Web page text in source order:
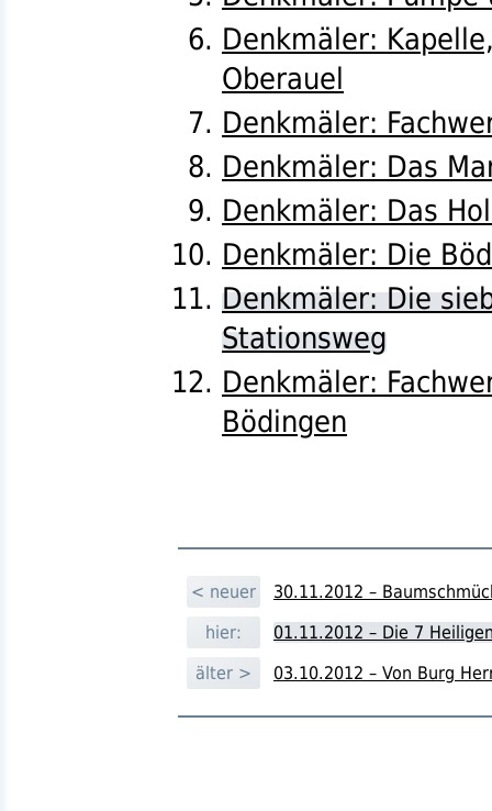
Denkmäler:
Oberauel
Denkmäler:
Denkmäler: Das
Denkmäler: Das
Denkmäler: Die
Denkmäler: Die
Stationsweg
Denkmäler:
Bödingen
< neuer
30.11.2012 –
hier:
01.11.2012 – Die 7
älter >
03.10.2012 – Von Burg